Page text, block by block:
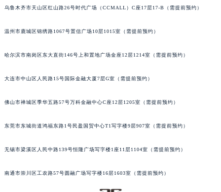
乌鲁木齐市天山区红山路26号时代广场（CCMALL）C座17层17-B（需提前预约）
温州市鹿城区锦绣路1067号置信广场10层1015室（需提前预约）
哈尔滨市南岗区东大直街146号上和置地广场金座12层1214室（需提前预约）
大连市中山区人民路15号国际金融大厦7层G室（需提前预约）
佛山市禅城区季华五路57号万科金融中心C座12层1205室（需提前预约）
东莞市东城街道鸿福东路1号民盈国贸中心T1写字楼9层907室（需提前预约）
无锡市梁溪区人民中路139号恒隆广场写字楼1座11层1104室（需提前预约）
南通市崇川区工农路57号圆融广场写字楼16层1603室（需提前预约）